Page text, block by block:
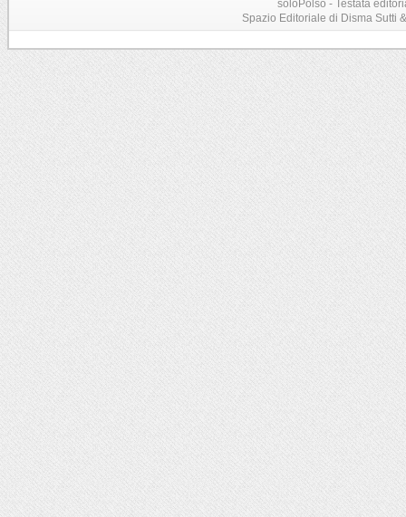
soloPolso - Testata
Spazio Editoriale di Disma Sutti